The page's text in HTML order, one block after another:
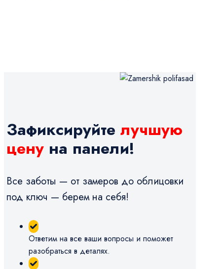
Зафиксируйте лучшую
цену на панели!
Все заботы — от замеров до облицовки
под ключ — берем на себя!
Ответим на все ваши вопросы и поможет
разобраться в деталях.